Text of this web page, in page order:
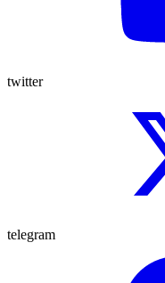
twitter
telegram